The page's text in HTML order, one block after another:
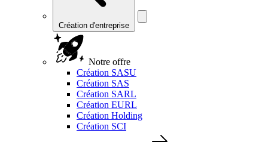
Création d'entreprise
Notre offre
Création SASU
Création SAS
Création SARL
Création EURL
Création Holding
Création SCI